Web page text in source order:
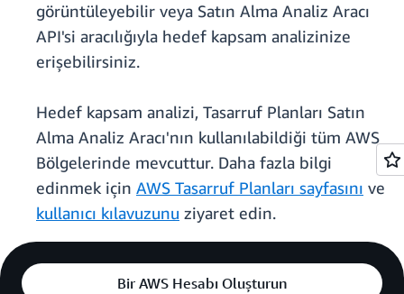
görüntüleyebilir veya Satın Alma Analiz Aracı
API'si aracılığıyla hedef kapsam analizinize
erişebilirsiniz.
Hedef kapsam analizi, Tasarruf Planları Satın
Alma Analiz Aracı'nın kullanılabildiği tüm AWS
Bölgelerinde mevcuttur. Daha fazla bilgi
edinmek için AWS Tasarruf Planları sayfasını ve
kullanıcı kılavuzunu ziyaret edin.
Bir AWS Hesabı Oluşturun